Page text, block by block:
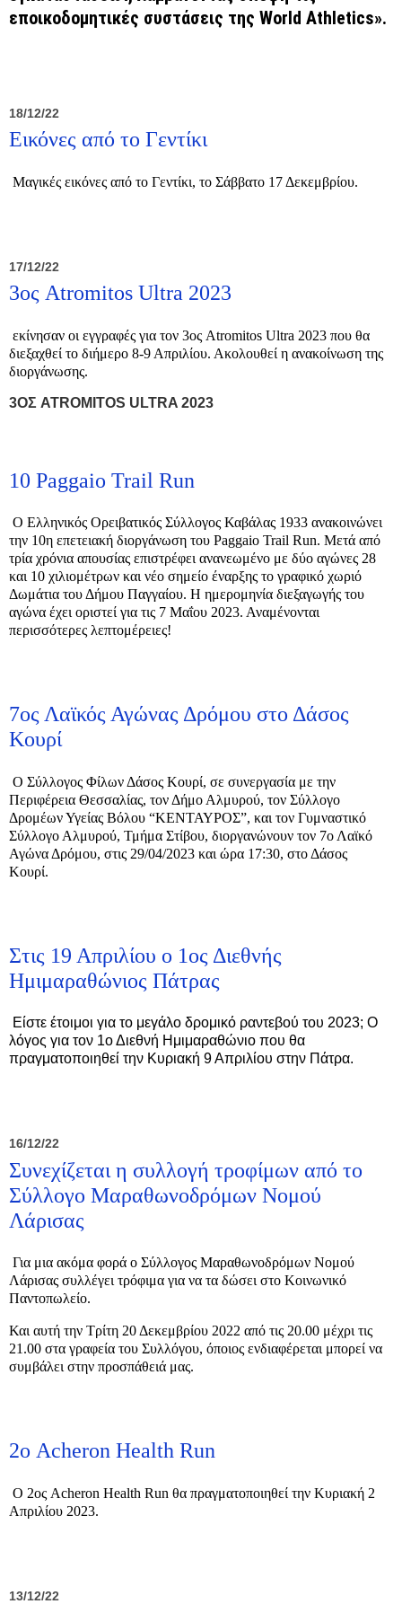
εποικοδομητικές συστάσεις της World Athletics».
18/12/22
Εικόνες από το Γεντίκι
Μαγικές εικόνες από το Γεντίκι, το Σάββατο 17 Δεκεμβρίου.
17/12/22
3ος Atromitos Ultra 2023
εκίνησαν οι εγγραφές για τον 3ος Atromitos Ultra 2023 που θα
διεξαχθεί το διήμερο 8-9 Απριλίου. Ακολουθεί η ανακοίνωση της
διοργάνωσης.
3ΟΣ ATROMITOS ULTRA 2023
10 Paggaio Trail Run
O Ελληνικός Ορειβατικός Σύλλογος Καβάλας 1933 ανακοινώνει
την 10η επετειακή διοργάνωση του Paggaio Trail Run. Μετά από
τρία χρόνια απουσίας επιστρέφει ανανεωμένο με δύο αγώνες 28
και 10 χιλιομέτρων και νέο σημείο έναρξης το γραφικό χωριό
Δωμάτια του Δήμου Παγγαίου. Η ημερομηνία διεξαγωγής του
αγώνα έχει οριστεί για τις 7 Μαΐου 2023. Αναμένονται
περισσότερες λεπτομέρειες!
7ος Λαϊκός Αγώνας Δρόμου στο Δάσος
Κουρί
Ο Σύλλογος Φίλων Δάσος Κουρί, σε συνεργασία με την
Περιφέρεια Θεσσαλίας, τον Δήμο Αλμυρού, τον Σύλλογο
Δρομέων Υγείας Βόλου “ΚΕΝΤΑΥΡΟΣ”, και τον Γυμναστικό
Σύλλογο Αλμυρού, Τμήμα Στίβου, διοργανώνουν τον 7ο Λαϊκό
Αγώνα Δρόμου, στις 29/04/2023 και ώρα 17:30, στο Δάσος
Κουρί.
Στις 19 Απριλίου ο 1ος Διεθνής
Ημιμαραθώνιος Πάτρας
Είστε έτοιμοι για το μεγάλο δρομικό ραντεβού του 2023; Ο
λόγος για τον 1ο Διεθνή Ημιμαραθώνιο που θα
πραγματοποιηθεί την Κυριακή 9 Απριλίου στην Πάτρα.
16/12/22
Συνεχίζεται η συλλογή τροφίμων από το
Σύλλογο Μαραθωνοδρόμων Νομού
Λάρισας
Για μια ακόμα φορά ο Σύλλογος Μαραθωνοδρόμων Νομού
Λάρισας συλλέγει τρόφιμα για να τα δώσει στο Κοινωνικό
Παντοπωλείο.
Και αυτή την Τρίτη 20 Δεκεμβρίου 2022 από τις 20.00 μέχρι τις
21.00 στα γραφεία του Συλλόγου, όποιος ενδιαφέρεται μπορεί να
συμβάλει στην προσπάθειά μας.
2ο Acheron Health Run
Ο 2ος Acheron Health Run θα πραγματοποιηθεί την Κυριακή 2
Απριλίου 2023.
13/12/22